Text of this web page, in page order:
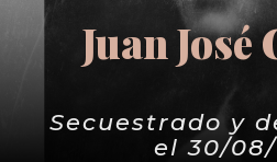
Juan José
Secuestrado y
el 30/08/